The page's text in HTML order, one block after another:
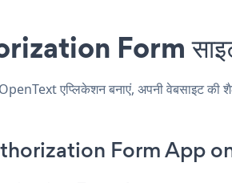
Form साइट
एप्लिकेशन बनाएं, अपनी वेबसाइट
Form App